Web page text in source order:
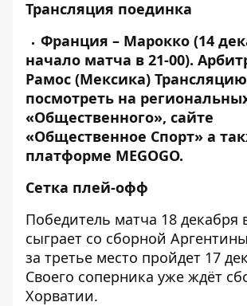
Трансляция поединка
Франция – Марокко (14
начало матча в 21-00).
Рамос (Мексика)
посмотреть на
«Общественного», сайте
«Общественное Спорт» а
платформе MEGOGO.
Сетка плей-офф
Победитель матча 18 декабря
сыграет со сборной
за третье место пройдет 17
Своего соперника уже ждёт
Хорватии.